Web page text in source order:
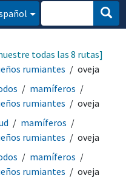
mamíferos
rumiantes oveja
todas las 8 rutas]
mamíferos
rumiantes
oveja
mamíferos
rumiantes
oveja
mamíferos
rumiantes oveja